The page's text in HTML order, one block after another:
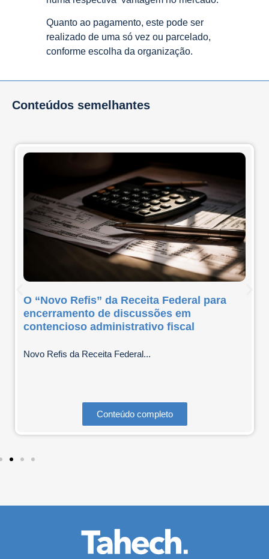
Quanto ao pagamento, este pode ser
realizado de uma só vez ou parcelado,
conforme escolha da organização.
Conteúdos semelhantes
O “Novo Refis” da Receita Federal para
encerramento de discussões em
contencioso administrativo fiscal
Novo Refis da Receita Federal...
Conteúdo completo